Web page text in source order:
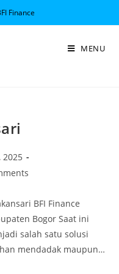
Finance
MENU
2025
BFI Finance
Bogor Saat ini
salah satu solusi
mendadak maupun…